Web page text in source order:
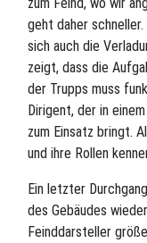
geht daher
sich auch die
zeigt, dass die
der Trupps muss
Dirigent, der in
zum Einsatz bringt.
und ihre Rollen
Ein letzter
des Gebäudes
Feinddarsteller